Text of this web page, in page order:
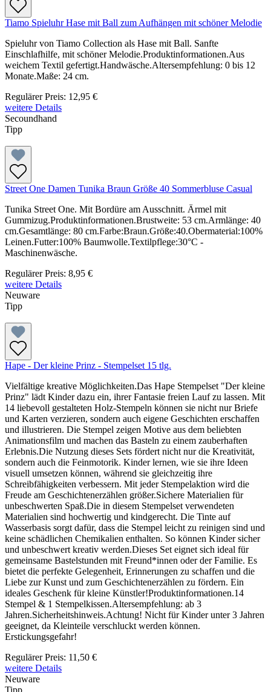
Tiamo Spieluhr Hase mit Ball zum Aufhängen mit schöner Melodie
Spieluhr von Tiamo Collection als Hase mit Ball. Sanfte
Einschlafhilfe, mit schöner Melodie.Produktinformationen.Aus
weichem Textil gefertigt.Handwäsche.Altersempfehlung: 0 bis 12
Monate.Maße: 24 cm.
Regulärer Preis: 12,95 €
weitere Details
Secoundhand
Tipp
Street One Damen Tunika Braun Größe 40 Sommerbluse Casual
Tunika Street One. Mit Bordüre am Ausschnitt. Ärmel mit
Gummizug.Produktinformationen.Brustweite: 53 cm.Armlänge: 40
cm.Gesamtlänge: 80 cm.Farbe:Braun.Größe:40.Obermaterial:100%
Leinen.Futter:100% Baumwolle.Textilpflege:30°C -
Maschinenwäsche.
Regulärer Preis: 8,95 €
weitere Details
Neuware
Tipp
Hape - Der kleine Prinz - Stempelset 15 tlg.
Vielfältige kreative Möglichkeiten.Das Hape Stempelset "Der kleine
Prinz" lädt Kinder dazu ein, ihrer Fantasie freien Lauf zu lassen. Mit
14 liebevoll gestalteten Holz-Stempeln können sie nicht nur Briefe
und Karten verzieren, sondern auch eigene Geschichten erschaffen
und illustrieren. Die Stempel zeigen Motive aus dem beliebten
Animationsfilm und machen das Basteln zu einem zauberhaften
Erlebnis.Die Nutzung dieses Sets fördert nicht nur die Kreativität,
sondern auch die Feinmotorik. Kinder lernen, wie sie ihre Ideen
visuell umsetzen können, während sie gleichzeitig ihre
Schreibfähigkeiten verbessern. Mit jeder Stempelaktion wird die
Freude am Geschichtenerzählen größer.Sichere Materialien für
unbeschwerten Spaß.Die in diesem Stempelset verwendeten
Materialien sind hochwertig und kindgerecht. Die Tinte auf
Wasserbasis sorgt dafür, dass die Stempel leicht zu reinigen sind und
keine schädlichen Chemikalien enthalten. So können Kinder sicher
und unbeschwert kreativ werden.Dieses Set eignet sich ideal für
gemeinsame Bastelstunden mit Freund*innen oder der Familie. Es
bietet die perfekte Gelegenheit, Erinnerungen zu schaffen und die
Liebe zur Kunst und zum Geschichtenerzählen zu fördern. Ein
ideales Geschenk für kleine Künstler!Produktinformationen.14
Stempel & 1 Stempelkissen.Altersempfehlung: ab 3
Jahren.Sicherheitshinweis.Achtung! Nicht für Kinder unter 3 Jahren
geeignet, da Kleinteile verschluckt werden können.
Erstickungsgefahr!
Regulärer Preis: 11,50 €
weitere Details
Neuware